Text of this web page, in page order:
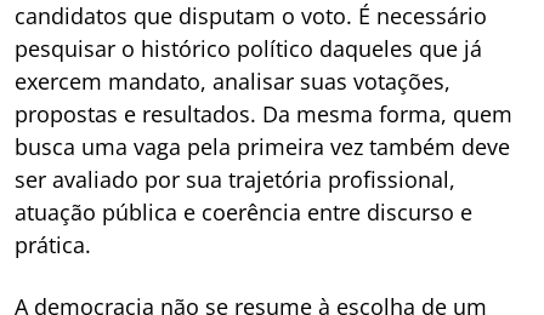
candidatos que disputam o voto. É necessário
pesquisar o histórico político daqueles que já
exercem mandato, analisar suas votações,
propostas e resultados. Da mesma forma, quem
busca uma vaga pela primeira vez também deve
ser avaliado por sua trajetória profissional,
atuação pública e coerência entre discurso e
prática.
A democracia não se resume à escolha de um